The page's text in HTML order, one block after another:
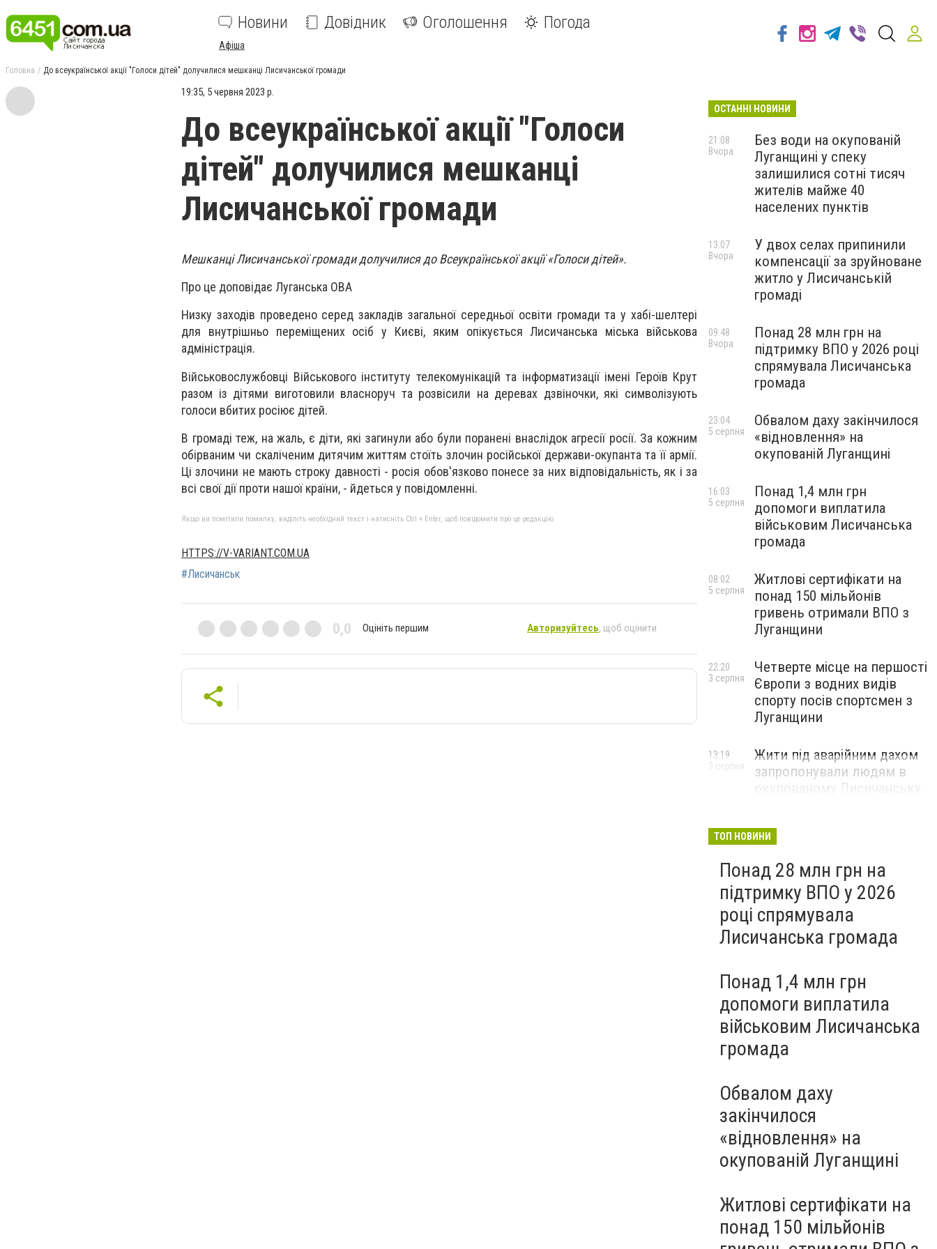
Новини Довідник Оголошення Погода
Афіша
Головна До всеукраїнської акції "Голоси дітей" долучилися мешканці Лисичанської громади
19:35, 5 червня 2023 р.
До всеукраїнської акції "Голоси
дітей" долучилися мешканці
Лисичанської громади
Мешканці Лисичанської громади долучилися до Всеукраїнської акції «Голоси дітей».
Про це доповідає Луганська ОВА
Низку заходів проведено серед закладів загальної середньої освіти громади та у хабі-шелтері
для внутрішньо переміщених осіб у Києві, яким опікується Лисичанська міська військова
адміністрація.
Військовослужбовці Військового інституту телекомунікацій та інформатизації імені Героїв Крут
разом із дітями виготовили власноруч та розвісили на деревах дзвіночки, які символізують
голоси вбитих росіює дітей.
В громаді теж, на жаль, є діти, які загинули або були поранені внаслідок агресії росії. За кожним
обірваним чи скаліченим дитячим життям стоїть злочин російської держави-окупанта та її армії.
Ці злочини не мають строку давності - росія обов'язково понесе за них відповідальність, як і за
всі свої дії проти нашої країни, - йдеться у повідомленні.
Якщо ви помітили помилку, виділіть необхідний текст і натисніть Ctrl + Enter, щоб повідомити про це редакцію
HTTPS://V-VARIANT.COM.UA
#Лисичанськ
0,0 Оцініть першим Авторизуйтесь, щоб оцінити
ОСТАННІ НОВИНИ
Без води на окупованій
Луганщині у спеку
залишилися сотні тисяч
жителів майже 40
населених пунктів
21:08
Вчора
У двох селах припинили
компенсації за зруйноване
житло у Лисичанській
громаді
13:07
Вчора
Понад 28 млн грн на
підтримку ВПО у 2026 році
спрямувала Лисичанська
громада
09:48
Вчора
Обвалом даху закінчилося
«відновлення» на
окупованій Луганщині
23:04
5 серпня
Понад 1,4 млн грн
допомоги виплатила
військовим Лисичанська
громада
16:03
5 серпня
Житлові сертифікати на
понад 150 мільйонів
гривень отримали ВПО з
Луганщини
08:02
5 серпня
Четверте місце на першості
Європи з водних видів
спорту посів спортсмен з
Луганщини
22:20
3 серпня
Жити під аварійним дахом
запропонували людям в
окупованому Лисичанську
13:19
3 серпня
ТОП НОВИНИ
Понад 28 млн грн на
підтримку ВПО у 2026
році спрямувала
Лисичанська громада
Понад 1,4 млн грн
допомоги виплатила
військовим Лисичанська
громада
Обвалом даху
закінчилося
«відновлення» на
окупованій Луганщині
Житлові сертифікати на
понад 150 мільйонів